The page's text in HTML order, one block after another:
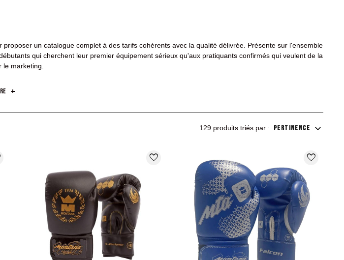
un catalogue complet à des tarifs cohérents avec la qualité délivrée. Présente sur l'ensemble
qui cherchent leur premier équipement sérieux qu'aux pratiquants confirmés qui veulent de la
le marketing.
de boxe et de Muay Thaï dans plusieurs poids et coloris, shorts de combat, protège-tibias, coques,
Les gants Montana sont particulièrement appréciés pour leur solidité et leur rapport qualité-prix
129 produits triés par : PERTINENCE
favorite_border favorite_border